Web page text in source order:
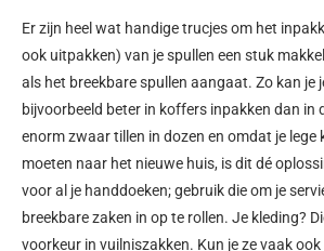
Er zijn heel wat handige trucjes om het
ook uitpakken) van je spullen een stuk
als het breekbare spullen aangaat. Zo kan je
bijvoorbeeld beter in koffers inpakken dan in
enorm zwaar tillen in dozen en omdat je lege
moeten naar het nieuwe huis, is dit dé
voor al je handdoeken; gebruik die om je
breekbare zaken in op te rollen. Je kleding?
voorkeur in vuilniszakken. Kun je ze vaak